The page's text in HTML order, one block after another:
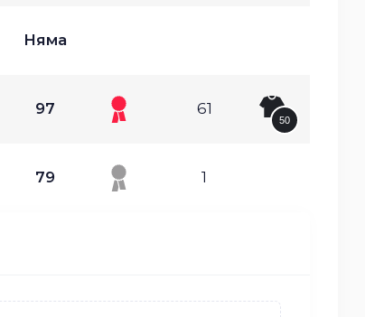
Няма
97 61
50
79 1